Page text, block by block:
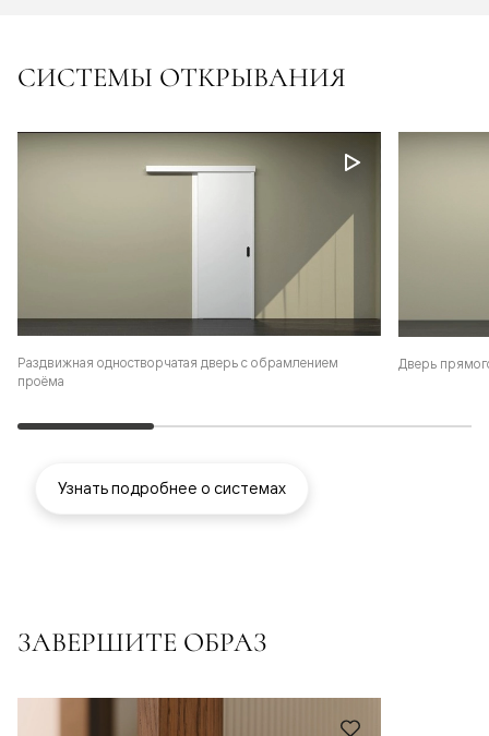
СИСТЕМЫ ОТКРЫВАНИЯ
Раздвижная одностворчатая дверь с обрамлением
проёма
Дверь
Узнать подробнее о системах
ЗАВЕРШИТЕ ОБРАЗ